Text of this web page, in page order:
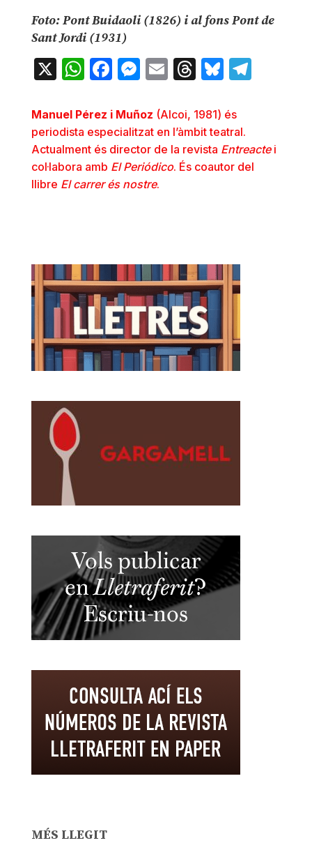
Foto: Pont Buidaoli (1826) i al fons Pont de
Sant Jordi (1931)
X WhatsApp
Facebook
Messenger
EmailThreads
Bluesky
Manuel Pérez i Muñoz (Alcoi, 1981) és
periodista especialitzat en l’àmbit teatral.
Actualment és director de la revista Entreactei
col·labora amb El Periódico. És coautor del
llibre El carrer és nostre.
MÉS LLEGIT